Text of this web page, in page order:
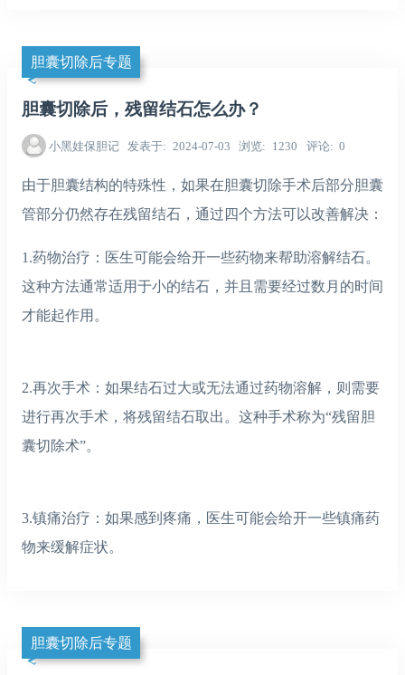
胆囊切除后专题
胆囊切除后，残留结石怎么办？
小黑娃保胆记 发表于 2024-07-03 浏览 1230 评论 0
由于胆囊结构的特殊性，如果在胆囊切除手术后部分胆囊
管部分仍然存在残留结石，通过四个方法可以改善解决：
1.药物治疗：医生可能会给开一些药物来帮助溶解结石。
这种方法通常适用于小的结石，并且需要经过数月的时间
才能起作用。
2.再次手术：如果结石过大或无法通过药物溶解，则需要
进行再次手术，将残留结石取出。这种手术称为“残留胆
囊切除术”。
3.镇痛治疗：如果感到疼痛，医生可能会给开一些镇痛药
物来缓解症状。
胆囊切除后专题